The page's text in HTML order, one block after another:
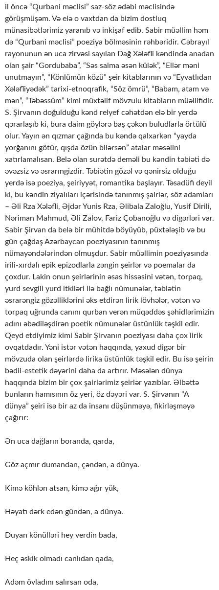
il öncə “Qurbani məclisi” saz-söz ədəbi məclisində
görüşmüşəm. Və elə o vaxtdan da bizim dostluq
münasibətlərimiz yaranıb və inkişaf edib. Sabir müəllim həm
də “Qurbani məclisi” poeziya bölməsinin rəhbəridir. Cəbrayıl
rayonunun ən uca zirvəsi sayılan Dağ Xələfli kəndində anadan
olan şair “Gordubaba”, “Səs salma əsən külək”, “Ellər məni
unutmayın”, “Könlümün közü” şeir kitablarının və “Eyvatlıdan
Xələfliyədək” tarixi-etnoqrafik, “Söz ömrü”, “Babam, atam və
mən”, “Təbəssüm” kimi müxtəlif mövzulu kitabların müəllifidir.
S. Şirvanın doğulduğu kənd relyef cəhətdən elə bir yerdə
qərarlaşıb ki, bura daim göylərə baş çəkən buludlarla örtülü
olur. Yayın ən qızmar çağında bu kəndə qalxarkən “yayda
yorğanını götür, qışda özün bilərsən” atalar məsəlini
xatırlamalısan. Belə olan surətdə deməli bu kəndin təbiəti də
əvəzsiz və əsrarıngizdir. Təbiətin gözəl və qənirsiz olduğu
yerdə isə poeziya, şeiriyyət, romantika başlayır. Təsadüfi deyil
ki, bu kəndin ziyalıları içərisində tanınmış şairlər, söz adamları
– Əli Rza Xələfli, Əjdər Yunis Rza, Əlibala Zaloğlu, Yusif Dirili,
Nəriman Mahmud, Əli Zalov, Fariz Çobanoğlu və digərləri var.
Sabir Şirvan da belə bir mühitdə böyüyüb, püxtələşib və bu
gün çağdaş Azərbaycan poeziyasının tanınmış
nümayəndələrindən olmuşdur. Sabir müəllimin poeziyasında
irili-xırdalı epik epizodlarla zəngin şeirlər və poemalar da
çoxdur. Lakin onun şeirlərinin əsas hissəsini vətən, torpaq,
yurd sevgili yurd itkiləri ilə bağlı nümunələr, təbiətin
əsrarəngiz gözəlliklərini əks etdirən lirik lövhələr, vətən və
torpaq uğrunda canını qurban verən müqəddəs şəhidlərimizin
adını əbədiləşdirən poetik nümunələr üstünlük təşkil edir.
Qeyd etdiyimiz kimi Sabir Şirvanın poeziyası daha çox lirik
ovqatdadır. Yəni istər vətən haqqında, yaxud digər bir
mövzuda olan şeirlərdə lirika üstünlük təşkil edir. Bu isə şeirin
bədii-estetik dəyərini daha da artırır. Məsələn dünya
haqqında bizim bir çox şairlərimiz şeirlər yazıblar. Əlbəttə
bunların hamısının öz yeri, öz dəyəri var. S. Şirvanın “A
dünya” şeiri isə bir az da insanı düşünməyə, fikirləşməyə
çağırır:
Ən uca dağların boranda, qarda,
Göz açmır dumandan, çəndən, a dünya.
Kimə köhlən atsan, kimə ağır yük,
Həyatı dərk edən gündən, a dünya.
Duyan könülləri hey verdin bada,
Heç əskik olmadı canlıdan qada,
Adəm övladını salırsan oda,